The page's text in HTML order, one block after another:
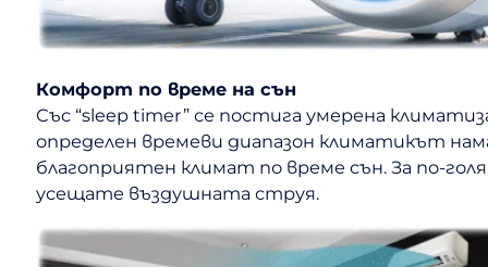
Комфорт по време на сън
Със “sleep timer” се постига умерена
определен времеви диапазон климатикът
благоприятен климат по време сън. За по-
усещате въздушната струя.